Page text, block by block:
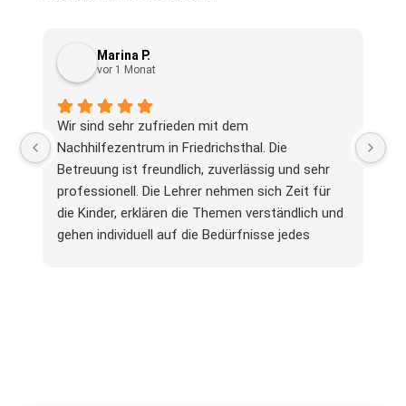
Marina P.
vor 1 Monat
Wir sind sehr zufrieden mit dem
Nachhilfezentrum in Friedrichsthal. Die
Betreuung ist freundlich, zuverlässig und sehr
professionell. Die Lehrer nehmen sich Zeit für
die Kinder, erklären die Themen verständlich und
gehen individuell auf die Bedürfnisse jedes